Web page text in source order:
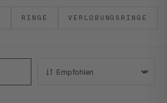
RINGE VERLOBUNGSRINGE
SORTIEREN: